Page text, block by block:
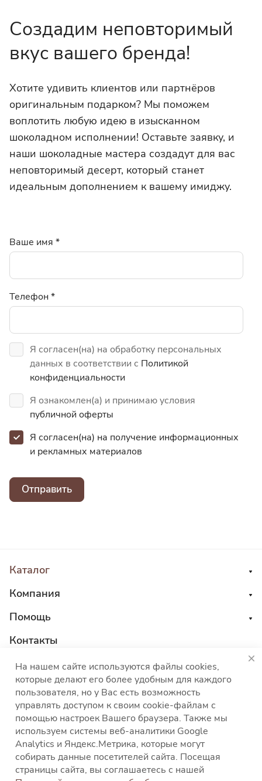
Создадим неповторимый
вкус вашего бренда!
Хотите удивить клиентов или партнёров
оригинальным подарком? Мы поможем
воплотить любую идею в изысканном
шоколадном исполнении! Оставьте заявку, и
наши шоколадные мастера создадут для вас
неповторимый десерт, который станет
идеальным дополнением к вашему имиджу.
Ваше имя *
Телефон*
Я согласен(на) на обработку персональных
данных в соответствии с Политикой
конфиденциальности
Я ознакомлен(а) и принимаю условия
публичной оферты
Я согласен(на) на получение информационных
и рекламных материалов
Отправить
Каталог
Компания
Помощь
Контакты
8 800 555 45 04
sales@choco-corp.com
Политика конфиденциальности
Политика
использования файлов cookies
Согласие на
На нашем сайте используются файлы cookies,
которые делают его более удобным для каждого
пользователя, но у Вас есть возможность
управлять доступом к своим cookie-файлам с
помощью настроек Вашего браузера. Также мы
используем системы веб-аналитики Google
Analytics и Яндекс.Метрика, которые могут
собирать данные посетителей сайта. Посещая
страницы сайта, вы соглашаетесь с нашей